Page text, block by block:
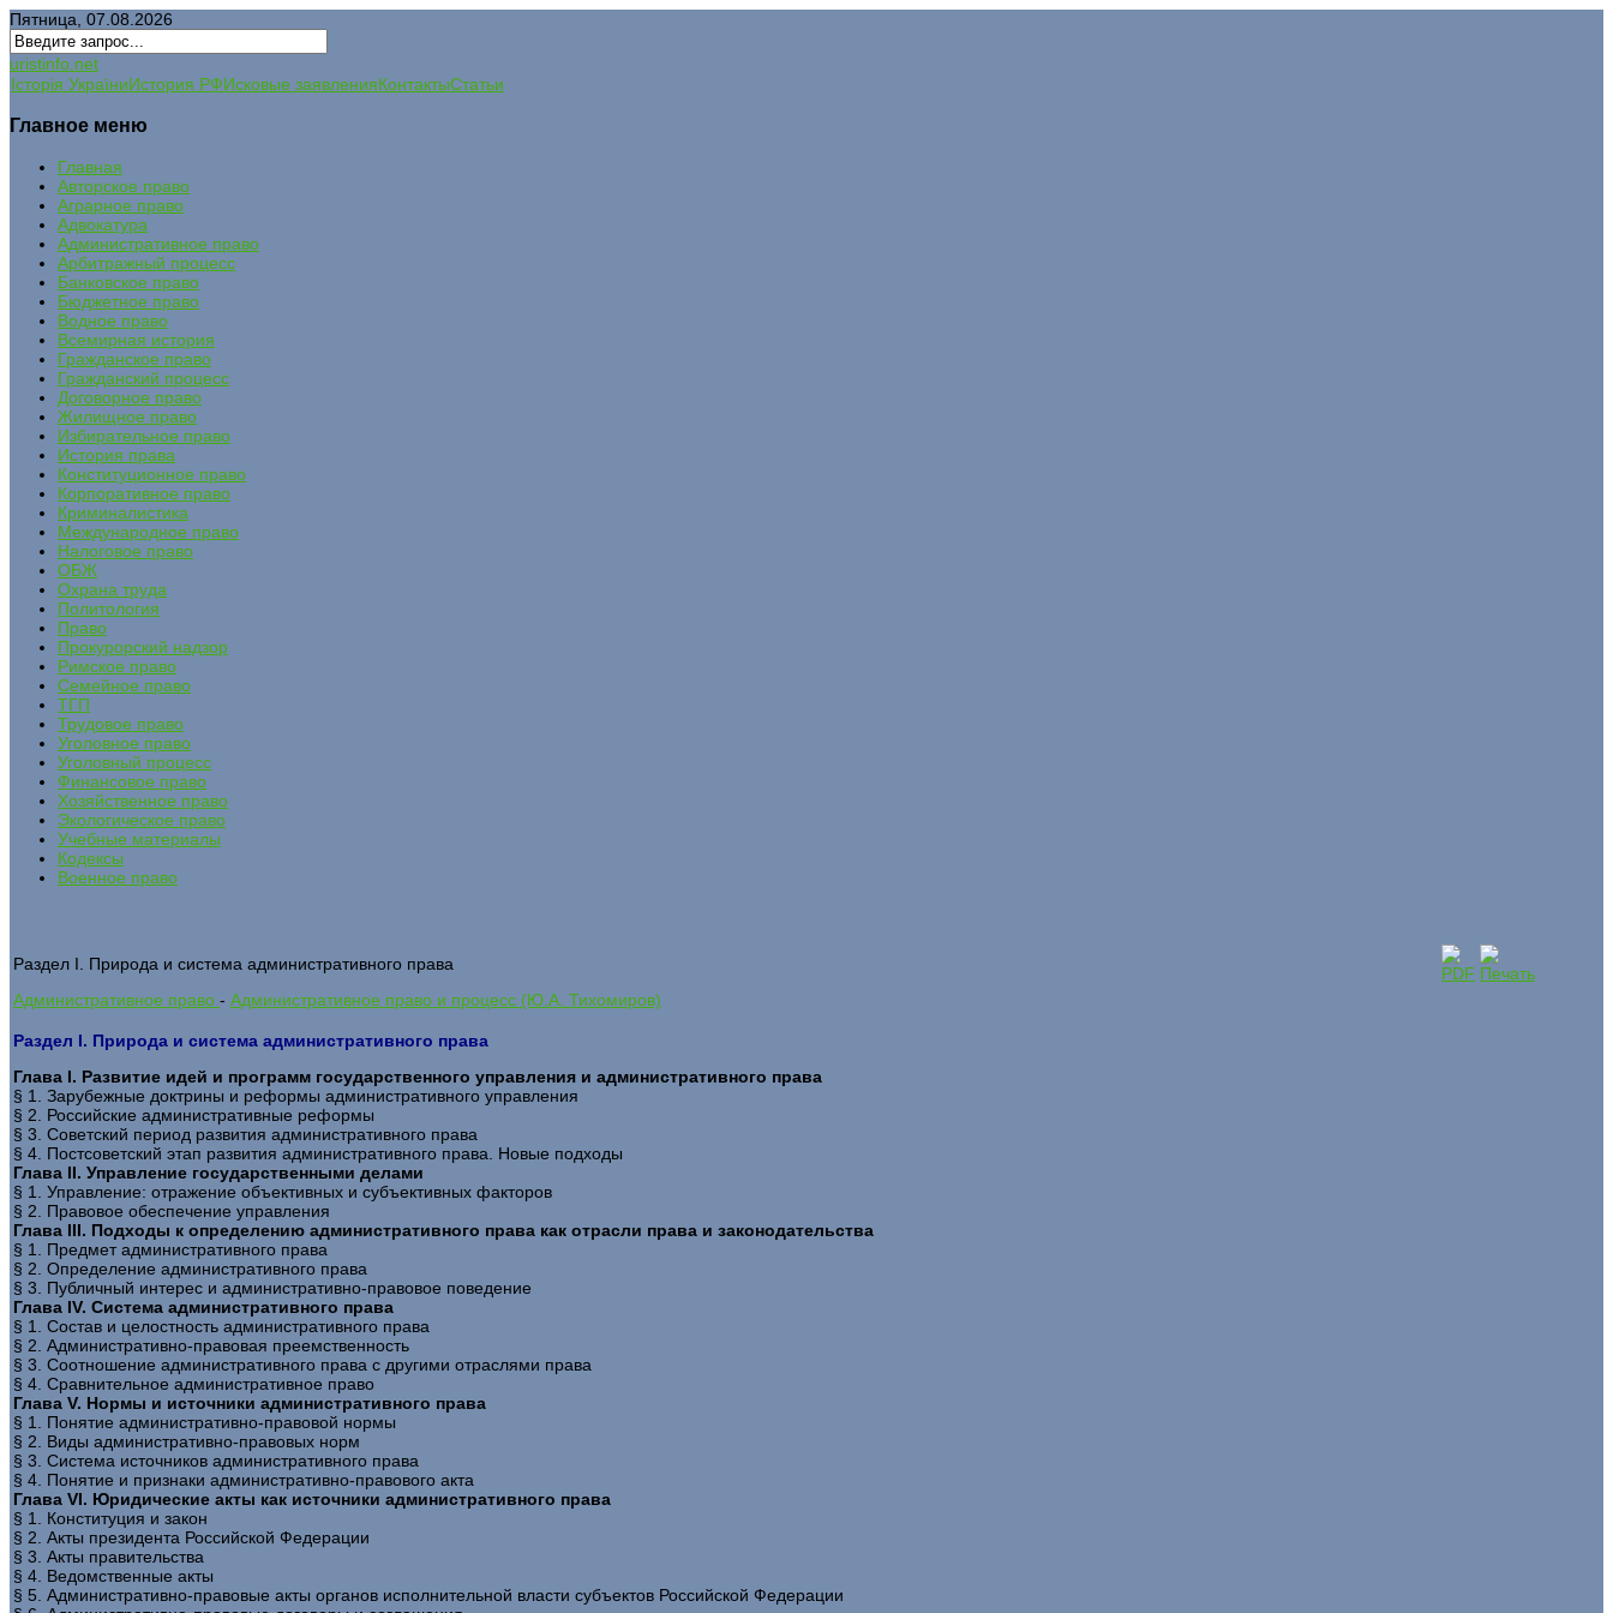
Пятница, 07.08.2026
uristinfo.net
Історія УкраїниИстория РФИсковые заявленияКонтактыСтатьи
Главное меню
Главная
Авторское право
Аграрное право
Адвокатура
Административное право
Арбитражный процесс
Банковское право
Бюджетное право
Водное право
Всемирная история
Гражданское право
Гражданский процесс
Договорное право
Жилищное право
Избирательное право
История права
Конституционное право
Корпоративное право
Криминалистика
Международное право
Налоговое право
ОБЖ
Охрана труда
Политология
Право
Прокурорский надзор
Римское право
Семейное право
ТГП
Трудовое право
Уголовное право
Уголовный процесс
Финансовое право
Хозяйственное право
Экологическое право
Учебные материалы
Кодексы
Военное право
Раздел I. Природа и система административного права
Административное право - Административное право и процесс (Ю.А. Тихомиров)
Раздел I. Природа и система административного права
Глава I. Развитие идей и программ государственного управления и административного права
§ 1. Зарубежные доктрины и реформы административного управления
§ 2. Российские административные реформы
§ 3. Советский период развития административного права
§ 4. Постсоветский этап развития административного права. Новые подходы
Глава II. Управление государственными делами
§ 1. Управление: отражение объективных и субъективных факторов
§ 2. Правовое обеспечение управления
Глава III. Подходы к определению административного права как отрасли права и законодательства
§ 1. Предмет административного права
§ 2. Определение административного права
§ 3. Публичный интерес и административно-правовое поведение
Глава IV. Система административного права
§ 1. Состав и целостность административного права
§ 2. Административно-правовая преемственность
§ 3. Соотношение административного права с другими отраслями права
§ 4. Сравнительное административное право
Глава V. Нормы и источники административного права
§ 1. Понятие административно-правовой нормы
§ 2. Виды административно-правовых норм
§ 3. Система источников административного права
§ 4. Понятие и признаки административно-правового акта
Глава VI. Юридические акты как источники административного права
§ 1. Конституция и закон
§ 2. Акты президента Российской Федерации
§ 3. Акты правительства
§ 4. Ведомственные акты
§ 5. Административно-правовые акты органов исполнительной власти субъектов Российской Федерации